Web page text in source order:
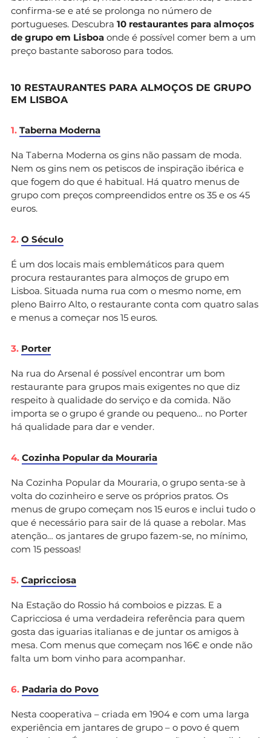
confirma-se e até se prolonga no número de
portugueses. Descubra 10 restaurantes para almoços
de grupo em Lisboa onde é possível comer bem a um
preço bastante saboroso para todos.
10 RESTAURANTES PARA ALMOÇOS DE GRUPO
EM LISBOA
1. Taberna Moderna
Na Taberna Moderna os gins não passam de moda.
Nem os gins nem os petiscos de inspiração ibérica e
que fogem do que é habitual. Há quatro menus de
grupo com preços compreendidos entre os 35 e os 45
euros.
2. O Século
É um dos locais mais emblemáticos para quem
procura restaurantes para almoços de grupo em
Lisboa. Situada numa rua com o mesmo nome, em
pleno Bairro Alto, o restaurante conta com quatro salas
e menus a começar nos 15 euros.
3. Porter
Na rua do Arsenal é possível encontrar um bom
restaurante para grupos mais exigentes no que diz
respeito à qualidade do serviço e da comida. Não
importa se o grupo é grande ou pequeno… no Porter
há qualidade para dar e vender.
4. Cozinha Popular da Mouraria
Na Cozinha Popular da Mouraria, o grupo senta-se à
volta do cozinheiro e serve os próprios pratos. Os
menus de grupo começam nos 15 euros e inclui tudo o
que é necessário para sair de lá quase a rebolar. Mas
atenção… os jantares de grupo fazem-se, no mínimo,
com 15 pessoas!
5. Capricciosa
Na Estação do Rossio há comboios e pizzas. E a
Capricciosa é uma verdadeira referência para quem
gosta das iguarias italianas e de juntar os amigos à
mesa. Com menus que começam nos 16€ e onde não
falta um bom vinho para acompanhar.
6. Padaria do Povo
Nesta cooperativa – criada em 1904 e com uma larga
experiência em jantares de grupo – o povo é quem